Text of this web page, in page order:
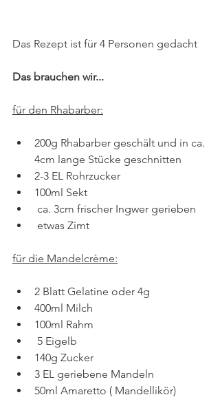
Das Rezept ist für 4 Personen gedacht
Das brauchen wir...
für den Rhabarber:
200g Rhabarber geschält und in ca.
4cm lange Stücke geschnitten
2-3 EL Rohrzucker
100ml Sekt
ca. 3cm frischer Ingwer gerieben
etwas Zimt
für die Mandelcrème:
2 Blatt Gelatine oder 4g
400ml Milch
100ml Rahm
5 Eigelb
140g Zucker
3 EL geriebene Mandeln
50ml Amaretto ( Mandellikör)